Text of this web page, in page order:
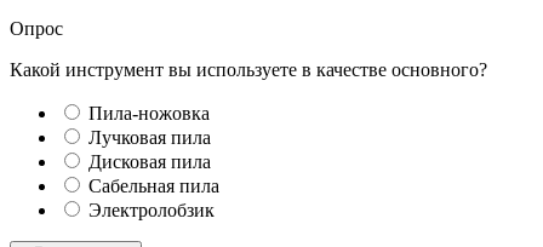
Опрос
Какой инструмент вы используете в качестве основного?
Пила-ножовка
Лучковая пила
Дисковая пила
Сабельная пила
Электролобзик